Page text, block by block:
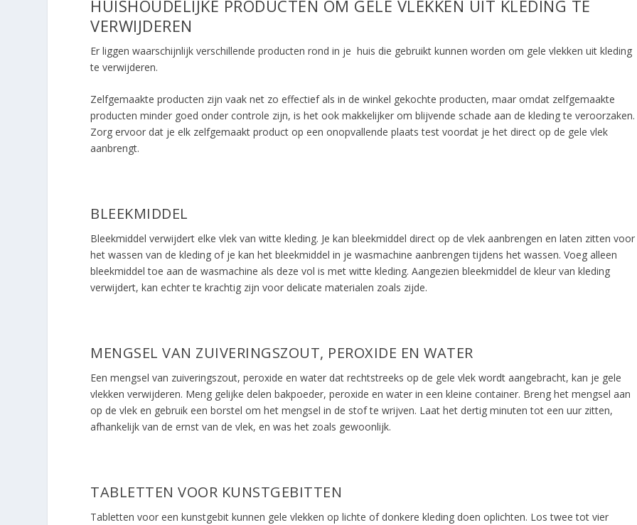
HUISHOUDELIJKE PRODUCTEN OM GELE VLEKKEN UIT KLEDING TE
VERWIJDEREN
Er liggen waarschijnlijk verschillende producten rond in je huis die gebruikt kunnen worden om gele vlekken uit kleding
te verwijderen.
Zelfgemaakte producten zijn vaak net zo effectief als in de winkel gekochte producten, maar omdat zelfgemaakte
producten minder goed onder controle zijn, is het ook makkelijker om blijvende schade aan de kleding te veroorzaken.
Zorg ervoor dat je elk zelfgemaakt product op een onopvallende plaats test voordat je het direct op de gele vlek
aanbrengt.
BLEEKMIDDEL
Bleekmiddel verwijdert elke vlek van witte kleding. Je kan bleekmiddel direct op de vlek aanbrengen en laten zitten voor
het wassen van de kleding of je kan het bleekmiddel in je wasmachine aanbrengen tijdens het wassen. Voeg alleen
bleekmiddel toe aan de wasmachine als deze vol is met witte kleding. Aangezien bleekmiddel de kleur van kleding
verwijdert, kan echter te krachtig zijn voor delicate materialen zoals zijde.
MENGSEL VAN ZUIVERINGSZOUT, PEROXIDE EN WATER
Een mengsel van zuiveringszout, peroxide en water dat rechtstreeks op de gele vlek wordt aangebracht, kan je gele
vlekken verwijderen. Meng gelijke delen bakpoeder, peroxide en water in een kleine container. Breng het mengsel aan
op de vlek en gebruik een borstel om het mengsel in de stof te wrijven. Laat het dertig minuten tot een uur zitten,
afhankelijk van de ernst van de vlek, en was het zoals gewoonlijk.
TABLETTEN VOOR KUNSTGEBITTEN
Tabletten voor een kunstgebit kunnen gele vlekken op lichte of donkere kleding doen oplichten. Los twee tot vier